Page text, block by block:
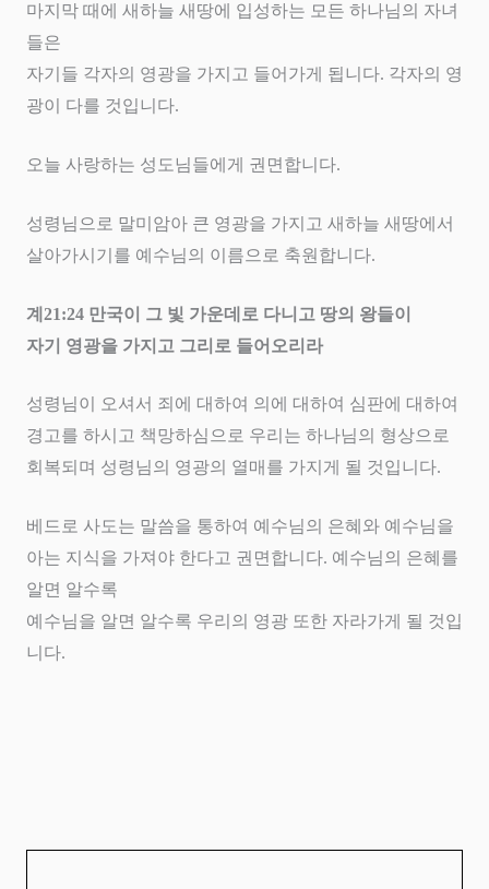
마지막 때에 새하늘 새땅에 입성하는 모든 하나님의 자녀
들은
자기들 각자의 영광을 가지고 들어가게 됩니다. 각자의 영
광이 다를 것입니다.
오늘 사랑하는 성도님들에게 권면합니다.
성령님으로 말미암아 큰 영광을 가지고 새하늘 새땅에서
살아가시기를 예수님의 이름으로 축원합니다.
계 21:24 만국이 그 빛 가운데로 다니고 땅의 왕들이
자기 영광을 가지고 그리로 들어오리라
성령님이 오셔서 죄에 대하여 의에 대하여 심판에 대하여
경고를 하시고 책망하심으로 우리는 하나님의 형상으로
회복되며 성령님의 영광의 열매를 가지게 될 것입니다.
베드로 사도는 말씀을 통하여 예수님의 은혜와 예수님을
아는 지식을 가져야 한다고 권면합니다. 예수님의 은혜를
알면 알수록
예수님을 알면 알수록 우리의 영광 또한 자라가게 될 것입
니다.